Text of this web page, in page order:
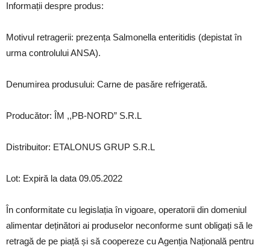
Informații despre produs:
Motivul retragerii: prezența Salmonella enteritidis (depistat în
urma controlului ANSA).
Denumirea produsului: Carne de pasăre refrigerată.
Producător: ÎM ,,PB-NORD” S.R.L
Distribuitor: ETALONUS GRUP S.R.L
Lot: Expiră la data 09.05.2022
În conformitate cu legislația în vigoare, operatorii din domeniul
alimentar deținători ai produselor neconforme sunt obligați să le
retragă de pe piață și să coopereze cu Agenția Națională pentru